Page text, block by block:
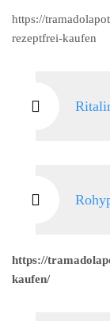
https://
rezeptfrei-kaufen
https://
kaufen/